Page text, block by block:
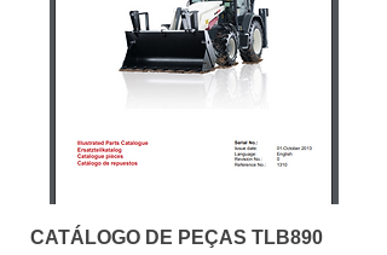
CATÁLOGO DE PEÇAS TLB890